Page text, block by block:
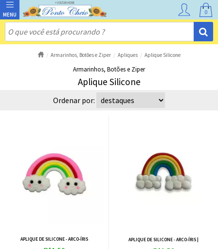
0
Armarinhos, Botões e Ziper Apliques Aplique Silicone
Armarinhos, Botões e Ziper
Aplique Silicone
Ordenar por:
APLIQUE DE SILICONE - ARCO-ÍRIS APLIQUE DE SILICONE - ARCO-ÍRIS |